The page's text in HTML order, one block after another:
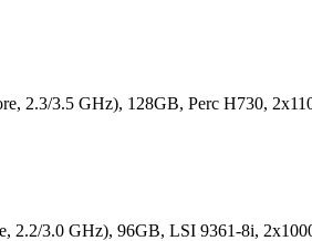
2.3/3.5 GHz), 128GB, Perc H730,
2.2/3.0 GHz), 96GB, LSI 9361-8i,